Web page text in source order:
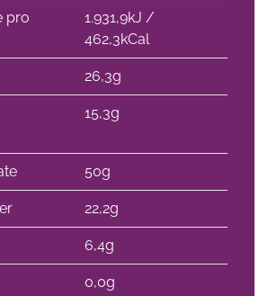
pro
1.931,9kJ /
462,3kCal
26,3g
15,3g
50g
22,2g
6,4g
0,0g